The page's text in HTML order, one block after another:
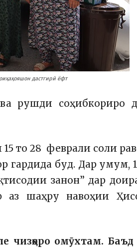
дастгирӣ ёфт
рушди соҳибкориро
то 28 феврали соли
гардида буд. Дар умум,
занон” дар
аз шаҳру навоҳии
чизҳоро омӯхтам. Баъд